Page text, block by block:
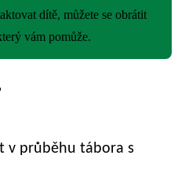
dítě, můžete se obrátit
vám pomůže.
v průběhu tábora s